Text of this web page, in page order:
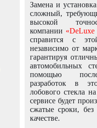
Замена и
сложный,
высокой
компании «DeLuxe
справится с
независимо от
гарантируя
автомобильных
помощью
разработок в
лобового стекла
сервисе будет
сжатые сроки,
качестве.